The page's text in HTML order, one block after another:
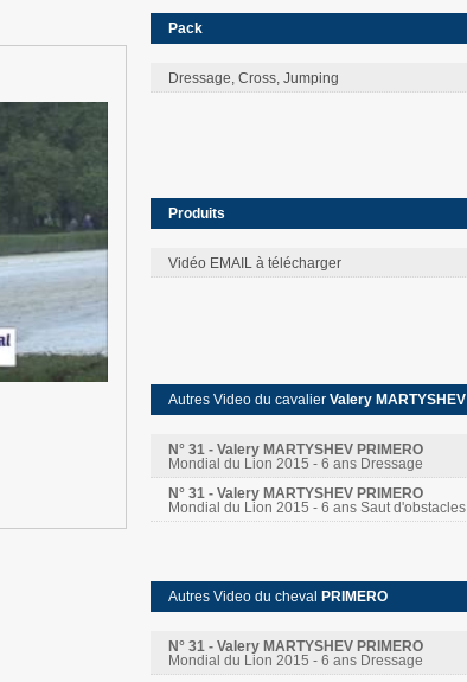
Pack
Dressage, Cross, Jumping
Produits
Vidéo EMAIL à télécharger
Autres Video du cavalier Valery MARTYSHEV
N° 31 - Valery MARTYSHEV PRIMERO
Mondial du Lion 2015 - 6 ans Dressage
N° 31 - Valery MARTYSHEV PRIMERO
Mondial du Lion 2015 - 6 ans Saut d'obstacles
Autres Video du cheval PRIMERO
N° 31 - Valery MARTYSHEV PRIMERO
Mondial du Lion 2015 - 6 ans Dressage